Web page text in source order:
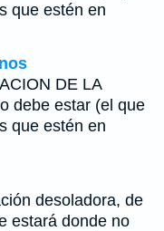
que estén en
DE LA
debe estar (el que
que estén en
desoladora, de
estará donde no